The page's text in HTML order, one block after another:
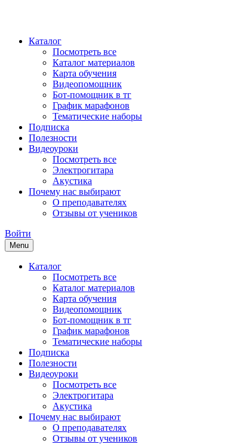
Каталог
Посмотреть все
Каталог материалов
Карта обучения
Видеопомощник
Бот-помощник в тг
График марафонов
Тематические наборы
Подписка
Полезности
Видеоуроки
Посмотреть все
Электрогитара
Акустика
Почему нас выбирают
О преподавателях
Отзывы от учеников
Войти
Menu
Каталог
Посмотреть все
Каталог материалов
Карта обучения
Видеопомощник
Бот-помощник в тг
График марафонов
Тематические наборы
Подписка
Полезности
Видеоуроки
Посмотреть все
Электрогитара
Акустика
Почему нас выбирают
О преподавателях
Отзывы от учеников